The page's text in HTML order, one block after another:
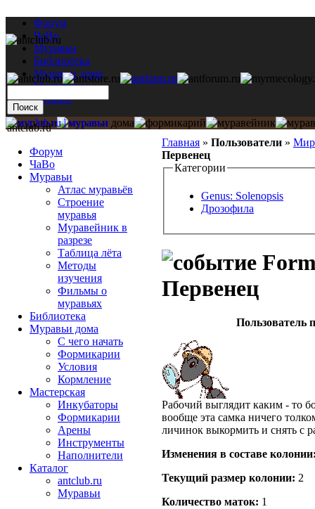
Форум
ЧаВо
Муравьи
Библиотека
Муравьи дома
Мастерская
Каталог
Главная » Пользователи »
Первенец
Категории
Genus: Solenopsis
Дрозофила
Первенец
Пользователь
Рабочий выглядит каким - то
вообще эта самка ничего
личинок выкормить и снять с
Изменения в составе
Текущий размер кoлонии: 2
Количество маток: 1
antclub.ru
Форум
ЧаВо
Муравьи
Атлас муравьёв
Строение
муравья
Муравейник в
разрезе
Таблица лёта
Методы
изучения
Фильмы о
муравьях
Библиотека
Муравьи дома
С чего начать
Формикарии
Условия
Кормление
Мастерская
Инкубаторы
Формикарии
Арены
Инструменты
Наполнители
Каталог
antclub.ru
Муравьи